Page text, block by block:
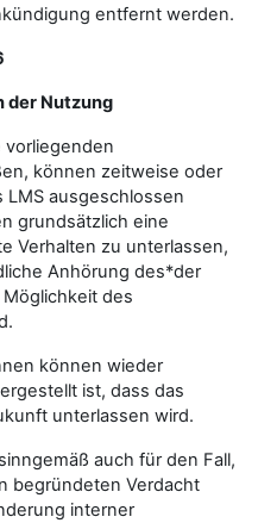
entfernt werden.
der Nutzung
vorliegenden
können zeitweise oder
ausgeschlossen
grundsätzlich eine
Verhalten zu unterlassen,
Anhörung des*der
des
können wieder
ist, dass das
unterlassen wird.
auch für den Fall,
begründeten Verdacht
interner